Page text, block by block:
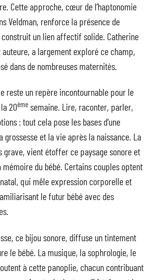
Cette approche, cœur de l’haptonomie
Veldman, renforce la présence de
un lien affectif solide. Catherine
auteure, a largement exploré ce champ,
dans de nombreuses maternités.
reste un repère incontournable pour le
20ème semaine. Lire, raconter, parler,
: tout cela pose les bases d’une
grossesse et la vie après la naissance. La
grave, vient étoffer ce paysage sonore et
mémoire du bébé. Certains couples optent
qui mêle expression corporelle et
le futur bébé avec des
ce bijou sonore, diffuse un tintement
le bébé. La musique, la sophrologie, le
à cette panoplie, chacun contribuant